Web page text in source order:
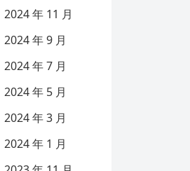
2024 年 11 月
2024 年 9 月
2024 年 7 月
2024 年 5 月
2024 年 3 月
2024 年 1 月